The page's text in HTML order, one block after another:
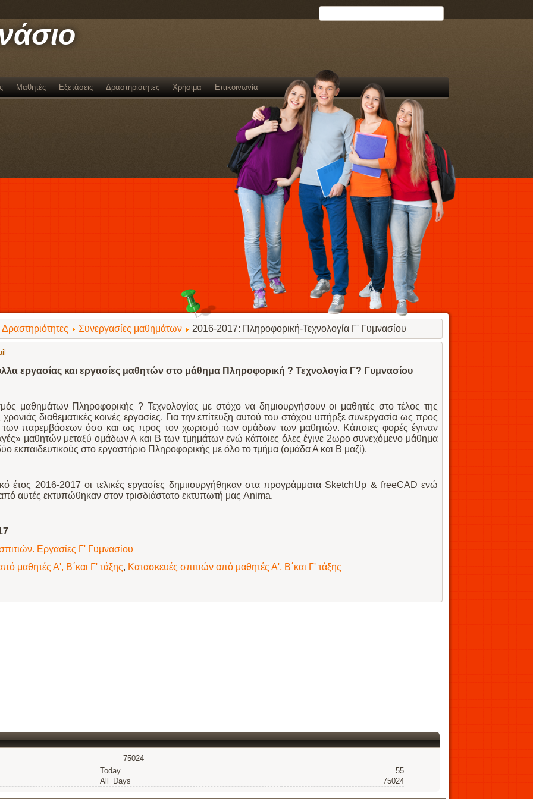
Μαθητές Εξετάσεις Δραστηριότητες Χρήσιμα Επικοινωνία
Δραστηριότητες Συνεργασίες μαθημάτων 2016-2017: Πληροφορική-Τεχνολογία Γ' Γυμνασίου
εργασίας και εργασίες μαθητών στο μάθημα Πληροφορική ? Τεχνολογία Γ? Γυμνασίου
μαθημάτων Πληροφορικής ? Τεχνολογίας με στόχο να δημιουργήσουν οι μαθητές στο τέλος της
χρονιάς διαθεματικές κοινές εργασίες. Για την επίτευξη αυτού του στόχου υπήρξε συνεργασία ως προς
των παρεμβάσεων όσο και ως προς τον χωρισμό των ομάδων των μαθητών. Κάποιες φορές έγιναν
μαθητών μεταξύ ομάδων Α και Β των τμημάτων ενώ κάποιες όλες έγινε 2ωρο συνεχόμενο μάθημα
εκπαιδευτικούς στο εργαστήριο Πληροφορικής με όλο το τμήμα (ομάδα Α και Β μαζί).
έτος 2016-2017 οι τελικές εργασίες δημιιουργήθηκαν στα προγράμματα SketchUp & freeCAD ενώ
αυτές εκτυπώθηκαν στον τρισδιάστατο εκτυπωτή μας Anima.
Εργασίες Γ' Γυμνασίου
μαθητές Α', Β΄και Γ' τάξης, Κατασκευές σπιτιών από μαθητές Α', Β΄και Γ' τάξης
75024
Today
55
All_Days
75024